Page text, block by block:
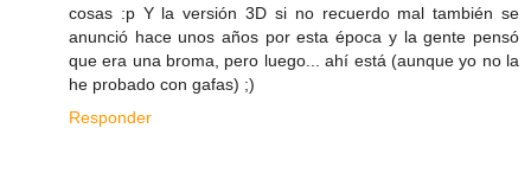
cosas :p Y la versión 3D si no recuerdo mal también se
anunció hace unos años por esta época y la gente pensó
que era una broma, pero luego... ahí está (aunque yo no la
he probado con gafas) ;)
Responder